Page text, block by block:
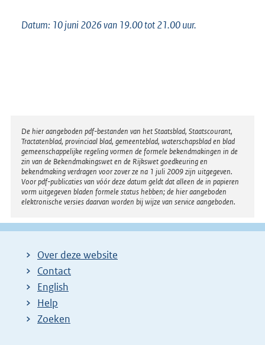
Datum: 10 juni 2026 van 19.00 tot 21.00 uur.
Disclaimer
De hier aangeboden pdf-bestanden van het Staatsblad, Staatscourant,
Tractatenblad, provinciaal blad, gemeenteblad, waterschapsblad en blad
gemeenschappelijke regeling vormen de formele bekendmakingen in de
zin van de Bekendmakingswet en de Rijkswet goedkeuring en
bekendmaking verdragen voor zover ze na 1 juli 2009 zijn uitgegeven.
Voor pdf-publicaties van vóór deze datum geldt dat alleen de in papieren
vorm uitgegeven bladen formele status hebben; de hier aangeboden
elektronische versies daarvan worden bij wijze van service aangeboden.
Over deze website
Contact
English
Help
Zoeken